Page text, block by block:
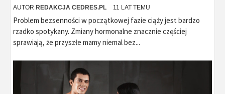
AUTOR REDAKCJA CEDRES.PL 11 LAT TEMU
Problem bezsenności w początkowej fazie ciąży jest bardzo
rzadko spotykany. Zmiany hormonalne znacznie częściej
sprawiają, że przyszłe mamy niemal bez...